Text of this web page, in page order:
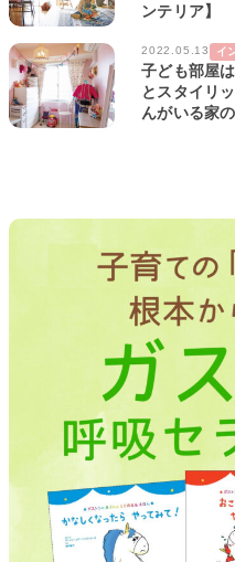
ンテリア】
2022.05.13 イ
子ども部屋
とスタイリ
んがいる家